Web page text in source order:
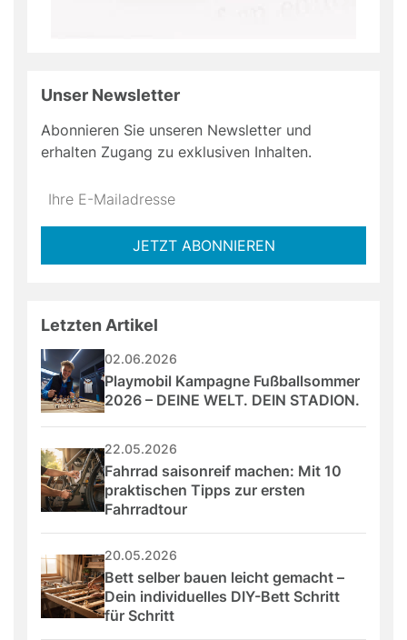
Unser Newsletter
Abonnieren Sie unseren Newsletter und
erhalten Zugang zu exklusiven Inhalten.
Do
*Ihre
JETZT ABONNIEREN
Letzten Artikel
02.06.2026
Playmobil Kampagne Fußballsommer
2026 – DEINE WELT. DEIN STADION.
22.05.2026
Fahrrad saisonreif machen: Mit 10
praktischen Tipps zur ersten
Fahrradtour
20.05.2026
Bett selber bauen leicht gemacht –
Dein individuelles DIY-Bett Schritt
für Schritt